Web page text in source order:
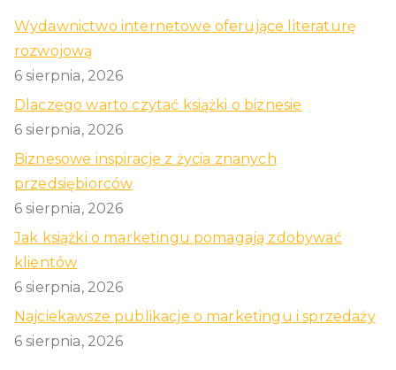
Wydawnictwo internetowe oferujące literaturę
rozwojową
6 sierpnia, 2026
Dlaczego warto czytać książki o biznesie
6 sierpnia, 2026
Biznesowe inspiracje z życia znanych
przedsiębiorców
6 sierpnia, 2026
Jak książki o marketingu pomagają zdobywać
klientów
6 sierpnia, 2026
Najciekawsze publikacje o marketingu i sprzedaży
6 sierpnia, 2026